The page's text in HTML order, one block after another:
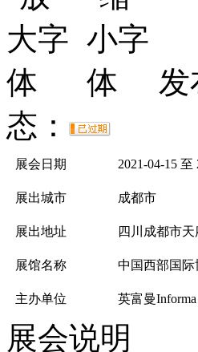
发
态：
展会日期 2021-04-15 至
展出城市 成都市
展出地址 四川成都市
展馆名称 中国西部国际
主办单位 英富曼
展会说明